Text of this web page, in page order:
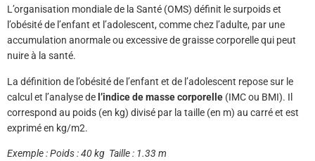
L’organisation mondiale de la Santé (OMS) définit le surpoids et
l’obésité de l’enfant et l’adolescent, comme chez l’adulte, par une
accumulation anormale ou excessive de graisse corporelle qui peut
nuire à la santé.
La définition de l’obésité de l’enfant et de l’adolescent repose sur le
calcul et l’analyse de l’indice de masse corporelle (IMC ou BMI). Il
correspond au poids (en kg) divisé par la taille (en m) au carré et est
exprimé en kg/m2.
Exemple : Poids : 40 kg Taille : 1.33 m